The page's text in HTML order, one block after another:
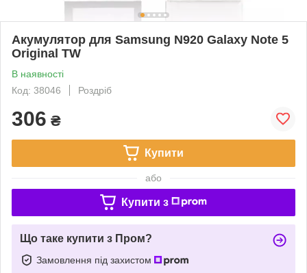
Акумулятор для Samsung N920 Galaxy Note 5
Original TW
В наявності
Код: 38046
Роздріб
306 ₴
Купити
або
Купити з
Що таке купити з Пром?
Замовлення під захистом